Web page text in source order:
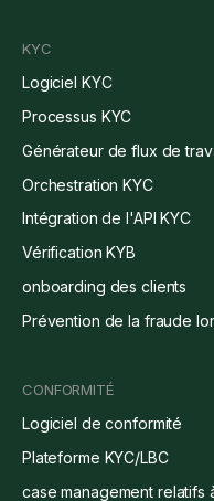
KYC
Logiciel KYC
Processus KYC
Générateur de flux de
Orchestration KYC
Intégration de l'API KYC
Vérification KYB
onboarding des clients
Prévention de la fraude
CONFORMITÉ
Logiciel de conformité
Plateforme KYC/LBC
case management relatifs